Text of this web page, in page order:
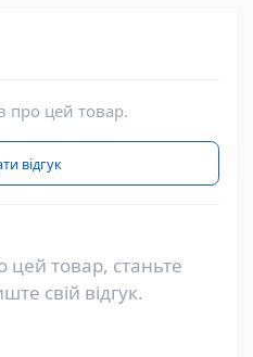
про цей товар.
відгук
цей товар, станьте
свій відгук.